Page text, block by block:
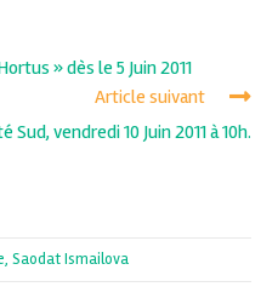
» dès le 5 Juin 2011
Article suivant
vendredi 10 Juin 2011 à 10h.
Saodat Ismailova